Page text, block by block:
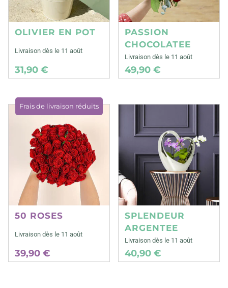
OLIVIER EN POT
Livraison dès le 11 août
31,90 €
PASSION
CHOCOLATEE
Livraison dès le 11 août
49,90 €
Frais de livraison réduits
50 ROSES
Livraison dès le 11 août
39,90 €
SPLENDEUR
ARGENTEE
Livraison dès le 11 août
40,90 €